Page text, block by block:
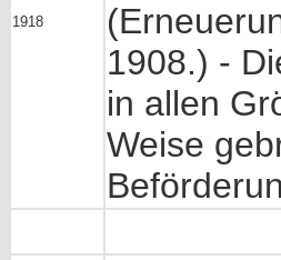
1918
1908.) -
in allen
Weise